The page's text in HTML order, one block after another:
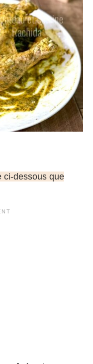
ci-dessous que